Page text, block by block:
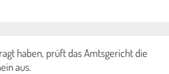
haben, prüft das Amtsgericht die
aus.